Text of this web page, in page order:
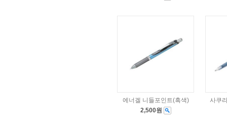
에너겔 니들포인트(흑색)
2,500원
사쿠